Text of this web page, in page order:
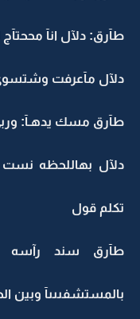
طآرق: دلآل انآ
دلآل مآعرفت
طآرق مسك يدهـآ:
دلآل بهاللحظه
تكلم قول
طآرق سند رآسه
بالمستشفىىىآ وبين